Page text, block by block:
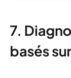
7.
basés